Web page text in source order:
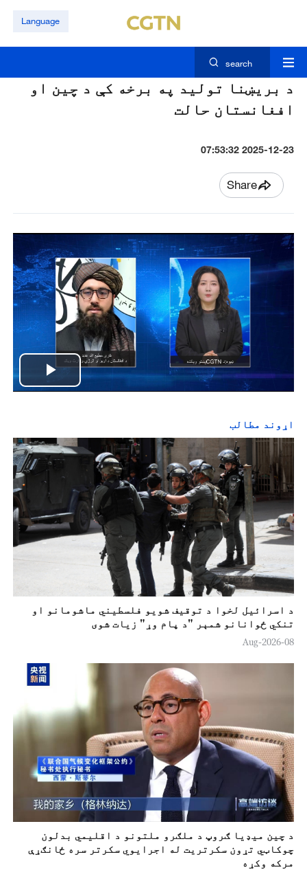
Language
search
د بريښنا توليد په برخه کې د چين او
افغانستان حالت
2025-12-23 07:53:32
Share
P
a
y
V
i
e
اړوند مطالب
د اسرائيل لخوا د توقيف شویو فلسطیني ماشومانو او
تنکي ځوانانو شمېر "د پام وړ" زیات شوی
08-Aug-2026
د چين ميډيا ګروپ د ملګرو ملتونو د اقلیمي بدلون
چوکاټي تړون سکرتريت له اجرایوي سکرتر سره ځانګړې
مرکه وکړه